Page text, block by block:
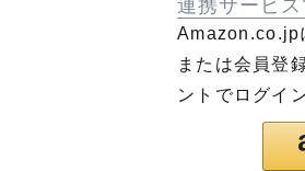
連携サービ
Amazon.co.jp
または会員登
ントでログイ